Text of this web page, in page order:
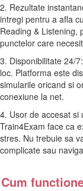
2. Rezultate
intregi pentru a afla
Reading & Listening,
punctelor care
3. Disponibilitate 24/
loc. Platforma este
simularile oricand si
conexiune la net.
4. Usor de accesat si
Train4Exam face ca
stres. Nu trebuie sa
complicate sau
Cum